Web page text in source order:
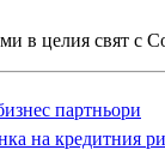
в целия свят с
партньори
на кредитния